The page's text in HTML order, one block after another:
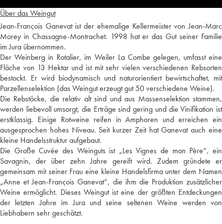
Über das Weingut
Jean-François Ganevat ist der ehemalige Kellermeister von Jean-Marc
Morey in Chassagne-Montrachet. 1998 hat er das Gut seiner Familie
im Jura übernommen.
Der Weinberg in Rotalier, im Weiler La Combe gelegen, umfasst eine
Fläche von 13 Hektar und ist mit sehr vielen verschiedenen Rebsorten
bestockt. Er wird biodynamisch und naturorientiert bewirtschaftet, mit
Parzellenselektion (das Weingut erzeugt gut 50 verschiedene Weine).
Die Rebstöcke, die relativ alt sind und aus Massenselektion stammen,
werden liebevoll umsorgt, die Erträge sind gering und die Vinifikation ist
erstklassig. Einige Rotweine reifen in Amphoren und erreichen ein
ausgesprochen hohes Niveau. Seit kurzer Zeit hat Ganevat auch eine
kleine Handelsstruktur aufgebaut.
Die Große Cuvée des Weinguts ist „Les Vignes de mon Père“, ein
Savagnin, der über zehn Jahre gereift wird. Zudem gründete er
gemeinsam mit seiner Frau eine kleine Handelsfirma unter dem Namen
„Anne et Jean-François Ganevat“, die ihm die Produktion zusätzlicher
Weine ermöglicht. Dieses Weingut ist eine der größten Entdeckungen
der letzten Jahre im Jura und seine seltenen Weine werden von
Liebhabern sehr geschätzt.